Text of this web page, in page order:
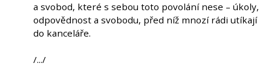
a svobod, které s sebou toto povolání nese – úkoly,
odpovědnost a svobodu, před níž mnozí rádi utíkají
do kanceláře.
/.../